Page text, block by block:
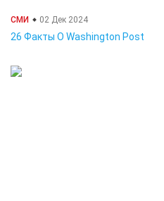
СМИ 02 Дек 2024
26 Факты О Washington Post